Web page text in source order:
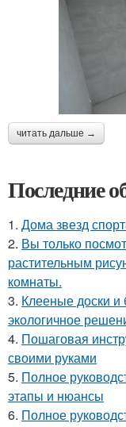
читать дальше →
Последние
1. Дома звезд
2. Вы только
растительным
комнаты.
3. Клееные доски и
экологичное
4. Пошаговая
своими руками
5. Полное
этапы и нюансы
6. Полное